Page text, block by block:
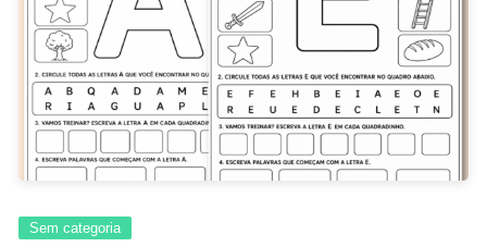
Sem categoria